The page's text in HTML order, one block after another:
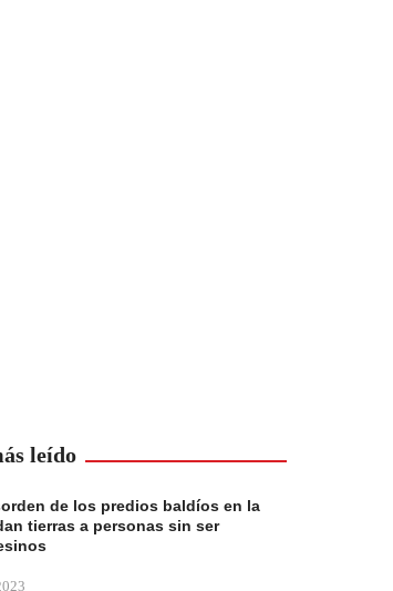
leído
de los predios baldíos en la
tierras a personas sin ser